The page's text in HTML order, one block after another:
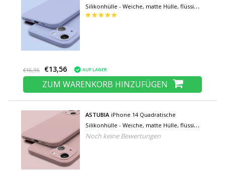
Silikonhülle - Weiche, matte Hülle, flüssige
Hülle, hellblau
€16,95 €13,56 AUF LAGER
ZUM WARENKORB HINZUFÜGEN
ASTUBIA iPhone 14 Quadratische
Silikonhülle - Weiche, matte Hülle, flüssige
Hülle, Pink
Noch keine Bewertungen